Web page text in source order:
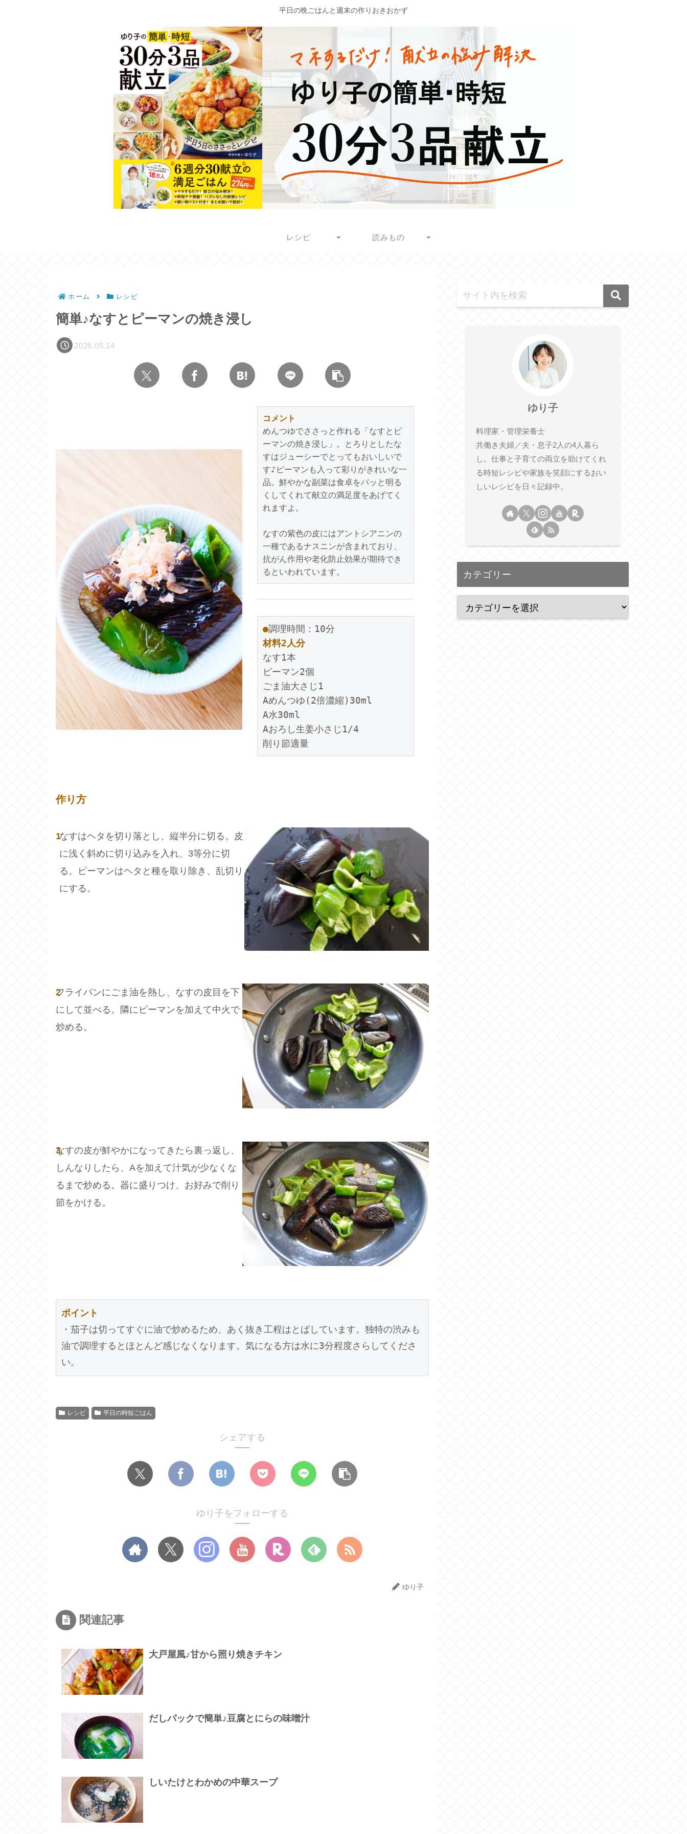
平日の晩ごはんと週末の作りおきおかず
レシピ 読みもの
ホーム レシピ
簡単♪なすとピーマンの焼き浸し
2026.05.14
コメント
めんつゆでささっと作れる「なすとピ
ーマンの焼き浸し」。とろりとしたな
すはジューシーでとってもおいしいで
す♪ピーマンも入って彩りがきれいな一
品。鮮やかな副菜は食卓をパッと明る
くしてくれて献立の満足度をあげてく
れますよ。
なすの紫色の皮にはアントシアニンの
一種であるナスニンが含まれており、
抗がん作用や老化防止効果が期待でき
るといわれています。
●調理時間：10分
材料2人分
なす1本
ピーマン2個
ごま油大さじ1
Aめんつゆ(2倍濃縮)30ml
A水30ml
Aおろし生姜小さじ1/4
削り節適量
作り方
1なすはヘタを切り落とし、縦半分に切る。皮
に浅く斜めに切り込みを入れ、3等分に切
る。ピーマンはヘタと種を取り除き、乱切り
にする。
2
フライパンにごま油を熱し、なすの皮目を下
にして並べる。隣にピーマンを加えて中火で
炒める。
3
なすの皮が鮮やかになってきたら裏っ返し、
しんなりしたら、Aを加えて汁気が少なくな
るまで炒める。器に盛りつけ、お好みで削り
節をかける。
ポイント
・茄子は切ってすぐに油で炒めるため、あく抜き工程はとばしています。独特の渋みも
油で調理するとほとんど感じなくなります。気になる方は水に3分程度さらしてくださ
い。
レシピ 平日の時短ごはん
シェアする
ゆり子をフォローする
ゆり子
関連記事
大戸屋風♪甘から照り焼きチキン
だしパックで簡単♪豆腐とにらの味噌汁
しいたけとわかめの中華スープ
ゆり子
料理家・管理栄養士
共働き夫婦／夫・息子2人の4人暮ら
し。仕事と子育ての両立を助けてくれ
る時短レシピや家族を笑顔にするおい
しいレシピを日々記録中。
カテゴリー